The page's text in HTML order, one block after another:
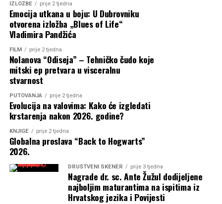
IZLOŽBE prije 2 tjedna
Emocija utkana u boju: U Dubrovniku
otvorena izložba „Blues of Life“
Vladimira Pandžića
FILM prije 2 tjedna
Nolanova “Odiseja” – Tehničko čudo koje
mitski ep pretvara u visceralnu
stvarnost
PUTOVANJA prije 2 tjedna
Evolucija na valovima: Kako će izgledati
krstarenja nakon 2026. godine?
KNJIGE prije 2 tjedna
Globalna proslava “Back to Hogwarts”
2026.
DRUŠTVENI SKENER prije 3 tjedna
Nagrade dr. sc. Ante Žužul dodijeljene
najboljim maturantima na ispitima iz
Hrvatskog jezika i Povijesti